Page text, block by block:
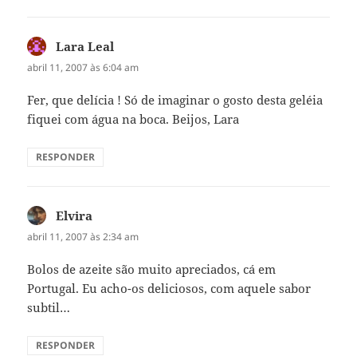
Lara Leal
abril 11, 2007 às 6:04 am
Fer, que delícia ! Só de imaginar o gosto desta geléia
fiquei com água na boca. Beijos, Lara
RESPONDER
Elvira
abril 11, 2007 às 2:34 am
Bolos de azeite são muito apreciados, cá em
Portugal. Eu acho-os deliciosos, com aquele sabor
subtil…
RESPONDER